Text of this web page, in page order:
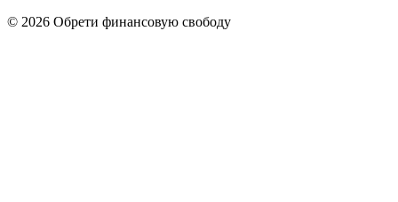
© 2026 Обрети финансовую свободу